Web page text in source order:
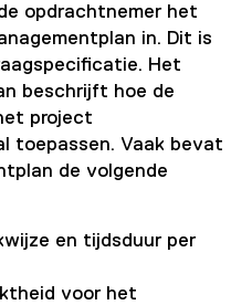
opdrachtnemer het
in. Dit is
Het
beschrijft hoe de
project
toepassen. Vaak bevat
de volgende
en tijdsduur per
voor het